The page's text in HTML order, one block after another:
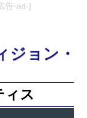
告-ad-]
ジョン・
ィス